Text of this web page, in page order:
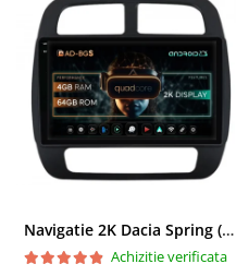
Navigatie 2K Dacia Spring (2021- Prezent), Android, S-Quadcore / 4GB RAM + 64GB ROM, 9.5 Inch - AD-BGS90042K+AD-BGRKIT366V4s
Achizitie verificata